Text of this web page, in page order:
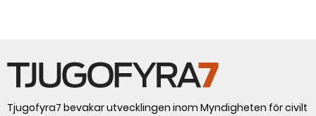
Tjugofyra7 bevakar utvecklingen inom Myndigheten för civilt